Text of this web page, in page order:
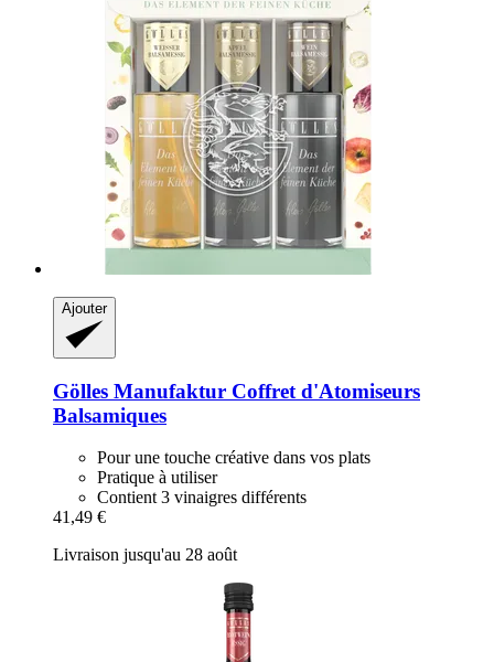
Ajouter
Gölles Manufaktur Coffret d'Atomiseurs
Balsamiques
Pour une touche créative dans vos plats
Pratique à utiliser
Contient 3 vinaigres différents
41,49 €
Livraison jusqu'au 28 août